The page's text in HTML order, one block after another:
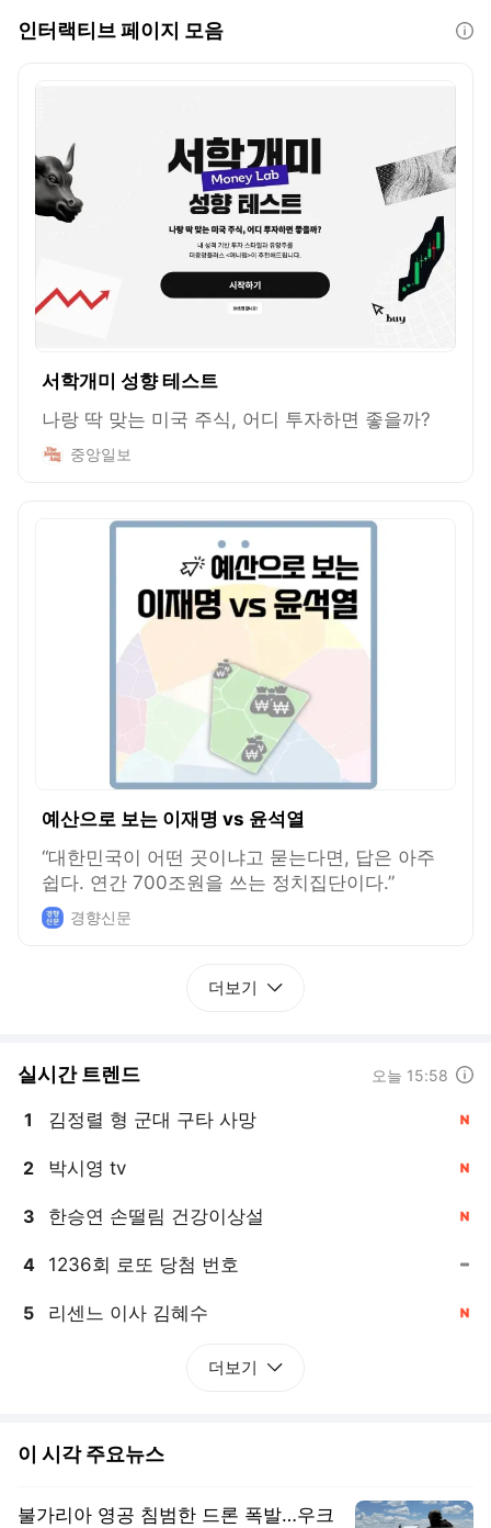
인터랙티브 페이지 모음
서학개미 성향 테스트
나랑 딱 맞는 미국 주식, 어디 투자하면 좋을까?
중앙일보
예산으로 보는 이재명 vs 윤석열
“대한민국이 어떤 곳이냐고 묻는다면, 답은 아주
쉽다. 연간 700조원을 쓰는 정치집단이다.”
경향신문
더보기
실시간 트렌드 오늘 15:58
1 김정렬 형 군대 구타 사망
2 박시영 tv
3 한승연 손떨림 건강이상설
4 1236회 로또 당첨 번호
5 리센느 이사 김혜수
더보기
이 시각 주요뉴스
불가리아 영공 침범한 드론 폭발…우크